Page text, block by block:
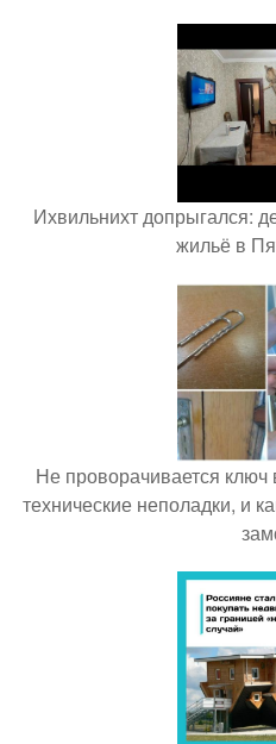
Ихвильнихт допрыгался:
жильё в
Не проворачивается
технические неполадки, и